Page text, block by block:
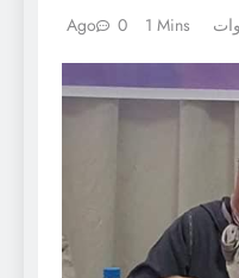
0 1 Mins